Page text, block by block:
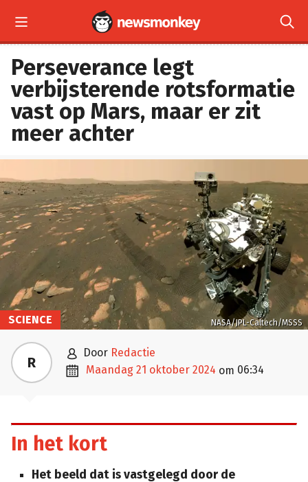
 
Perseverance legt
verbijsterende rotsformatie
vast op Mars, maar er zit
meer achter
NASA/JPL-Caltech/MSSS
SCIENCE
R  door Redactie
 maandag 21 oktober 2024 om 06:34
In het kort
Het beeld dat is vastgelegd door de